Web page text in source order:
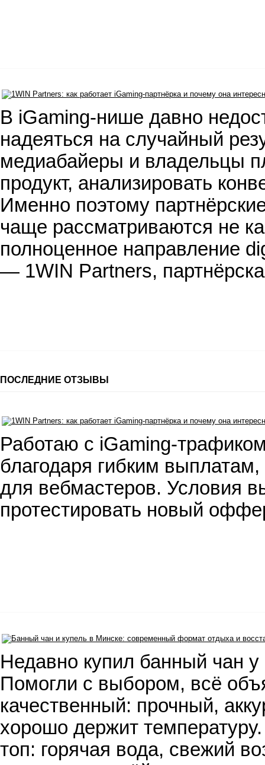
В iGaming-нише давно
надеяться на случайный
медиабайеры и владельцы
продукт, анализировать
Именно поэтому
чаще рассматриваются не
полноценное направление
— 1WIN Partners,
ПОСЛЕДНИЕ ОТЗЫВЫ
Работаю с iGaming-
благодаря гибким
для вебмастеров. Условия
протестировать новый
Недавно купил банный чан
Помогли с выбором, всё
качественный: прочный,
хорошо держит
топ: горячая вода, свежий